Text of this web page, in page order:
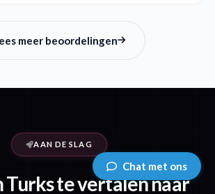
meer beoordelingen
AAN DE SLAG
Turks te vertalen naar
Chat met ons